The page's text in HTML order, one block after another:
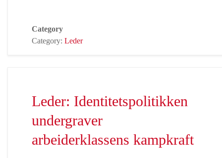
Category
Category: Leder
Leder: Identitetspolitikken
undergraver
arbeiderklassens kampkraft